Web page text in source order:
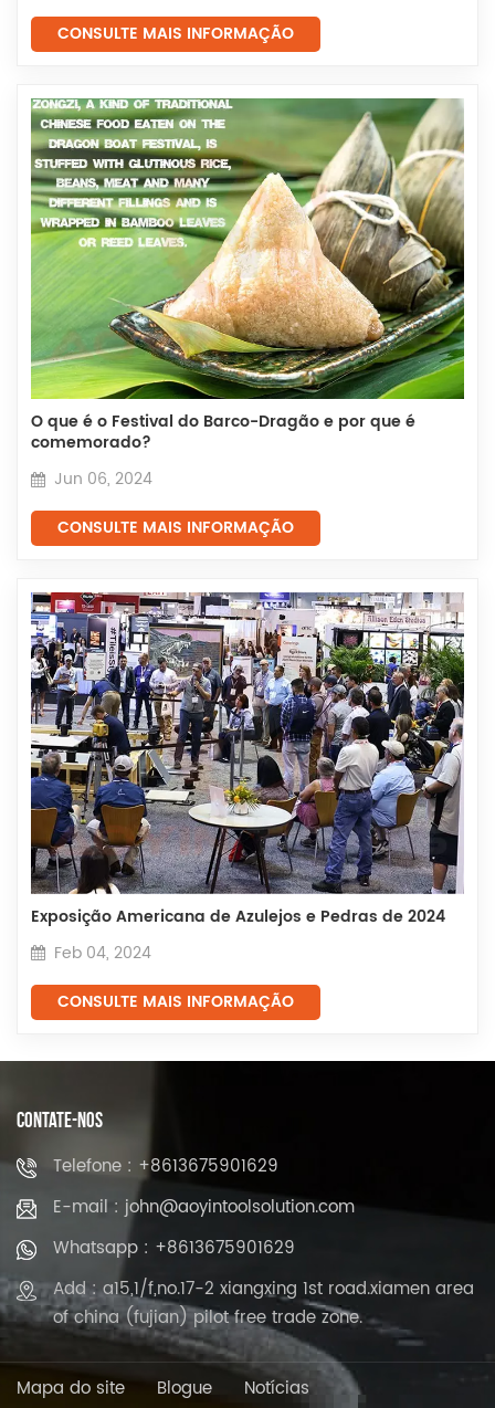
CONSULTE MAIS INFORMAÇÃO
O que é o Festival do Barco-Dragão e por que é
comemorado?
Jun 06, 2024
CONSULTE MAIS INFORMAÇÃO
Exposição Americana de Azulejos e Pedras de 2024
Feb 04, 2024
CONSULTE MAIS INFORMAÇÃO
CONTATE-NOS
Telefone : +8613675901629
E-mail : john@aoyintoolsolution.com
Whatsapp : +8613675901629
Add : a15,1/f,no.17-2 xiangxing 1st road.xiamen area
of china (fujian) pilot free trade zone.
Mapa do site Blogue
Notícias